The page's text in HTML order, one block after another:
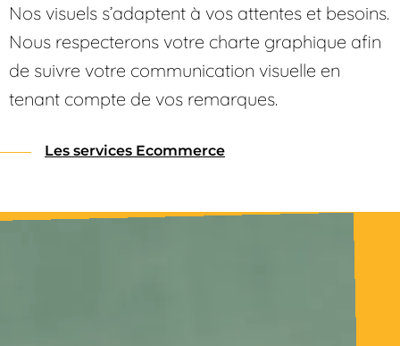
Nos visuels s’adaptent à vos attentes et besoins.
Nous respecterons votre charte graphique afin
de suivre votre communication visuelle en
tenant compte de vos remarques.
Les services Ecommerce